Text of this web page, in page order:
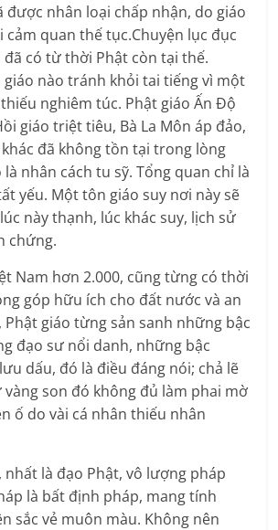
được nhân loại chấp nhận, do giáo
quan thế tục.Chuyện lục đục
có từ thời Phật còn tại thế.
giáo nào tránh khỏi tai tiếng vì một
nghiêm túc. Phật giáo Ấn Độ
giáo triệt tiêu, Bà La Môn áp đảo,
đã không tồn tại trong lòng
nhân cách tu sỹ. Tổng quan chỉ là
yếu. Một tôn giáo suy nơi này sẽ
này thạnh, lúc khác suy, lịch sử
chứng.
Nam hơn 2.000, cũng từng có thời
góp hữu ích cho đất nước và an
Phật giáo từng sản sanh những bậc
đạo sư nổi danh, những bậc
dấu, đó là điều đáng nói; chả lẽ
son đó không đủ làm phai mờ
ố do vài cá nhân thiếu nhân
nhất là đạo Phật, vô lượng pháp
là bất định pháp, mang tính
sắc vẻ muôn màu. Không nên